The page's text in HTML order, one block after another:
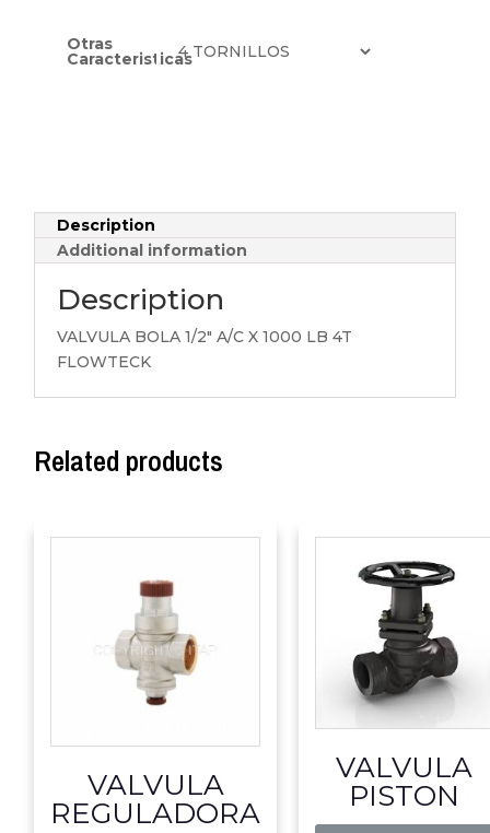
Otras
Caracteristicas
Description
Additional information
Description
VALVULA BOLA 1/2″ A/C X 1000 LB 4T
FLOWTECK
Related products
VALVULA
REGULADORA
VALVULA
PISTON